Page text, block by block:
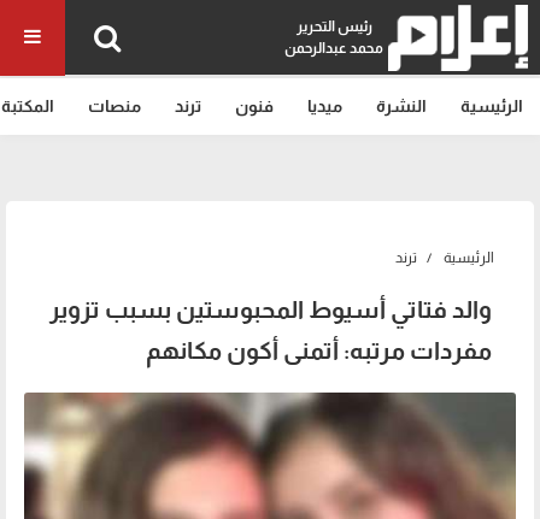
رئيس التحرير
محمد عبدالرحمن
الرئيسية النشرة ميديا فنون ترند منصات المكتبة
الرئيسية ترند
والد فتاتي أسيوط المحبوستين بسبب تزوير
مفردات مرتبه: أتمنى أكون مكانهم